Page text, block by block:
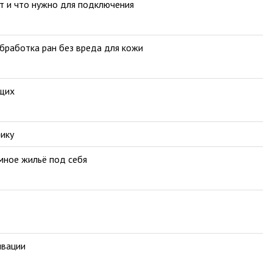
и что нужно для подключения
ран без вреда для кожи
жильё под себя